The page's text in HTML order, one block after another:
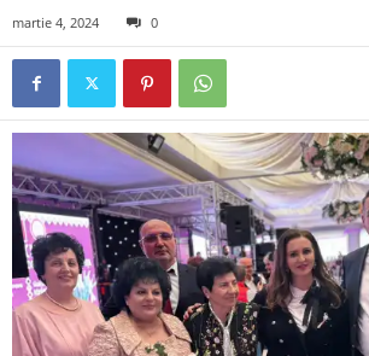
martie 4, 2024 0